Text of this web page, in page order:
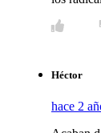
Héctor
hace 2